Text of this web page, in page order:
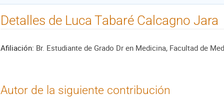
Detalles de Luca Tabaré Calcagno Jara
Afiliación: Br. Estudiante de Grado Dr en Medicina, Facultad de
Autor de la siguiente contribución